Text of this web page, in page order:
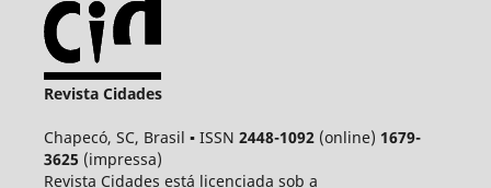
Revista Cidades
Chapecó, SC, Brasil ▪ ISSN 2448-1092(online) 1679-
3625 (impressa)
Revista Cidades está licenciada sob a